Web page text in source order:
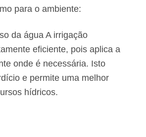
para o ambiente:
da água A irrigação
eficiente, pois aplica a
onde é necessária. Isto
e permite uma melhor
hídricos.